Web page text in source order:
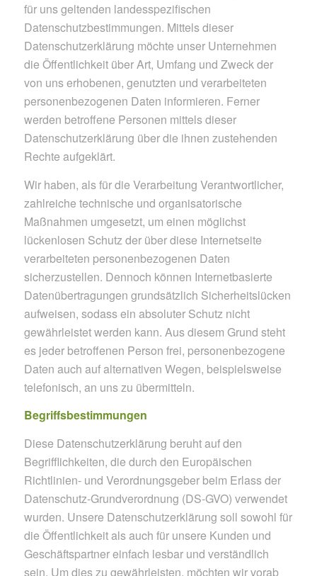
für uns geltenden landesspezifischen
Datenschutzbestimmungen. Mittels dieser
Datenschutzerklärung möchte unser Unternehmen
die Öffentlichkeit über Art, Umfang und Zweck der
von uns erhobenen, genutzten und verarbeiteten
personenbezogenen Daten informieren. Ferner
werden betroffene Personen mittels dieser
Datenschutzerklärung über die ihnen zustehenden
Rechte aufgeklärt.
Wir haben, als für die Verarbeitung Verantwortlicher,
zahlreiche technische und organisatorische
Maßnahmen umgesetzt, um einen möglichst
lückenlosen Schutz der über diese Internetseite
verarbeiteten personenbezogenen Daten
sicherzustellen. Dennoch können Internetbasierte
Datenübertragungen grundsätzlich Sicherheitslücken
aufweisen, sodass ein absoluter Schutz nicht
gewährleistet werden kann. Aus diesem Grund steht
es jeder betroffenen Person frei, personenbezogene
Daten auch auf alternativen Wegen, beispielsweise
telefonisch, an uns zu übermitteln.
Begriffsbestimmungen
Diese Datenschutzerklärung beruht auf den
Begrifflichkeiten, die durch den Europäischen
Richtlinien- und Verordnungsgeber beim Erlass der
Datenschutz-Grundverordnung (DS-GVO) verwendet
wurden. Unsere Datenschutzerklärung soll sowohl für
die Öffentlichkeit als auch für unsere Kunden und
Geschäftspartner einfach lesbar und verständlich
sein. Um dies zu gewährleisten, möchten wir vorab